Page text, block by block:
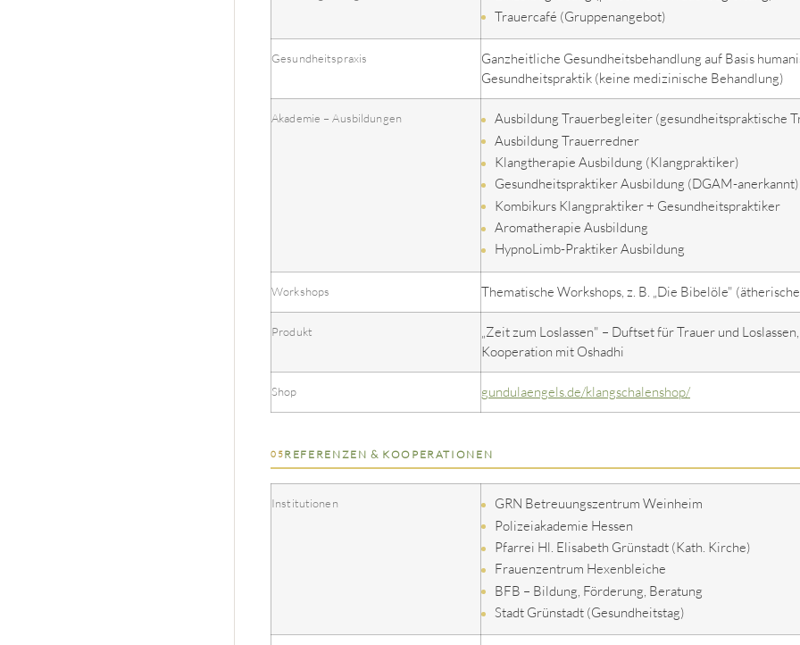
Trauercafé (Gruppenangebot)
Gesundheitspraxis
Ganzheitliche Gesundheitsbehandlung auf Basis
Gesundheitspraktik (keine medizinische Behandlung)
Akademie – Ausbildungen
Ausbildung Trauerbegleiter (gesundheitspraktische
Ausbildung Trauerredner
Klangtherapie Ausbildung (Klangpraktiker)
Gesundheitspraktiker Ausbildung (DGAM-anerkannt)
Kombikurs Klangpraktiker + Gesundheitspraktiker
Aromatherapie Ausbildung
HypnoLimb-Praktiker Ausbildung
Workshops Thematische Workshops, z. B. „Die Bibelöle"
Produkt
„Zeit zum Loslassen" – Duftset für Trauer und
Kooperation mit Oshadhi
Shop gundulaengels.de/klangschalenshop/
05REFERENZEN & KOOPERATIONEN
Institutionen
GRN Betreuungszentrum Weinheim
Polizeiakademie Hessen
Pfarrei Hl. Elisabeth Grünstadt (Kath. Kirche)
Frauenzentrum Hexenbleiche
BFB – Bildung, Förderung, Beratung
Stadt Grünstadt (Gesundheitstag)